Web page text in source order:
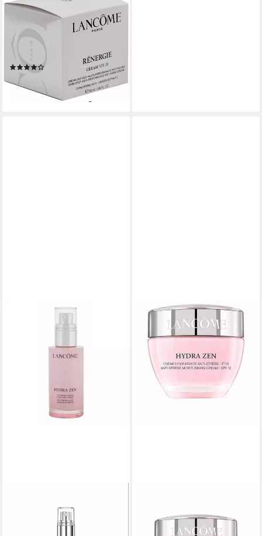
Anti-Aging-Creme Rénergie
Multi Lift, Strafft die Haut und
mildert sichtbar feine Linien
und Fältchen.
ab 99,17 €
(1.983,40 €/ 1 l)
lieferbar - in 2-3 Werktagen bei dir